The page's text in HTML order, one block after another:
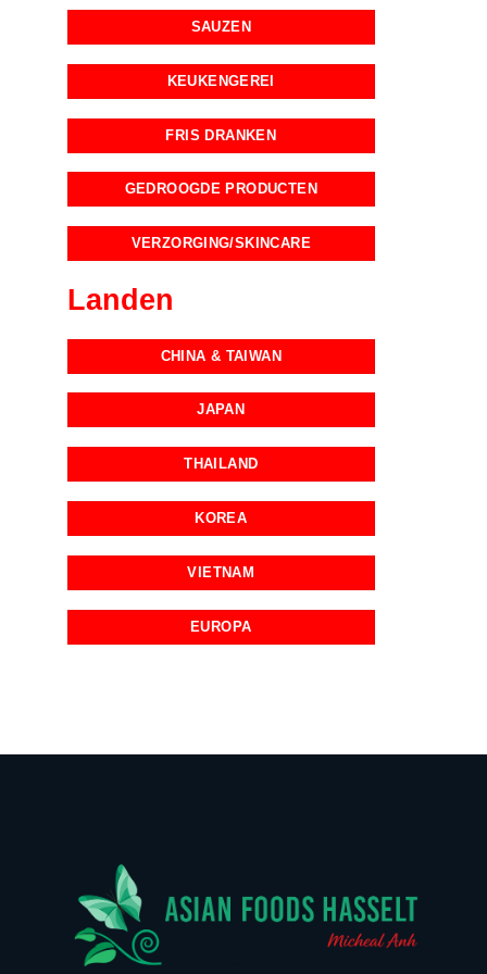
SAUZEN
KEUKENGEREI
FRIS DRANKEN
GEDROOGDE PRODUCTEN
VERZORGING/SKINCARE
Landen
CHINA & TAIWAN
JAPAN
THAILAND
KOREA
VIETNAM
EUROPA